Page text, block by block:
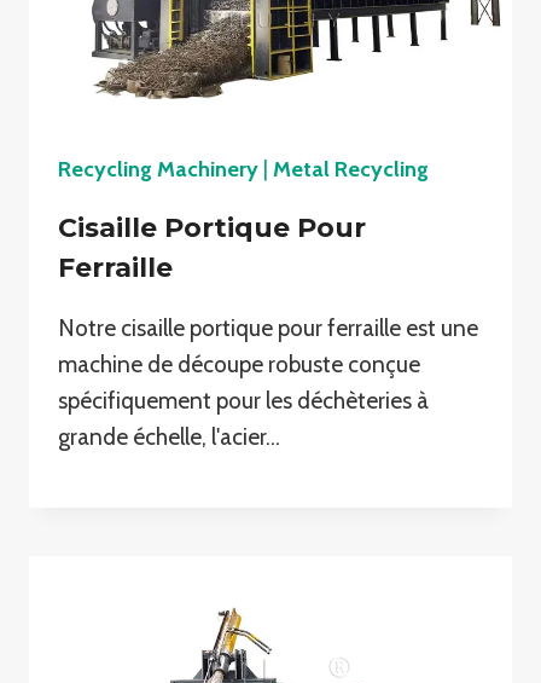
Recycling Machinery Metal Recycling
Cisaille Portique Pour
Ferraille
Notre cisaille portique pour ferraille est une
machine de découpe robuste conçue
spécifiquement pour les déchèteries à
grande échelle, l'acier…